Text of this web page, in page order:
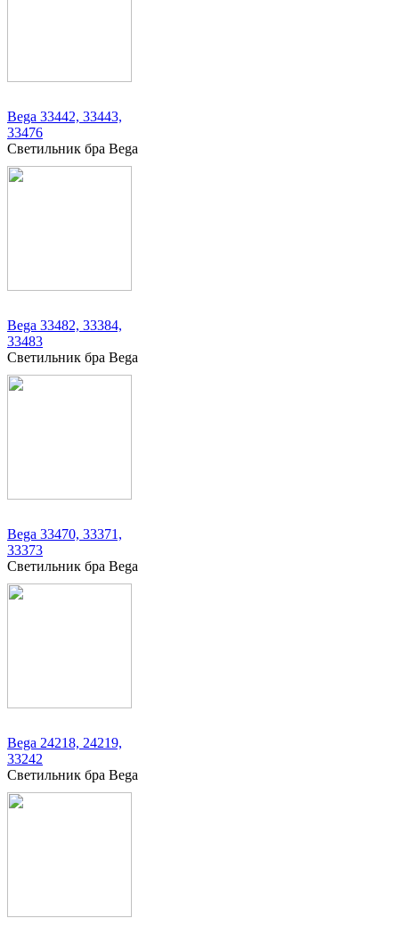
Bega 33442, 33443,
33476
Светильник бра Bega
Bega 33482, 33384,
33483
Светильник бра Bega
Bega 33470, 33371,
33373
Светильник бра Bega
Bega 24218, 24219,
33242
Светильник бра Bega